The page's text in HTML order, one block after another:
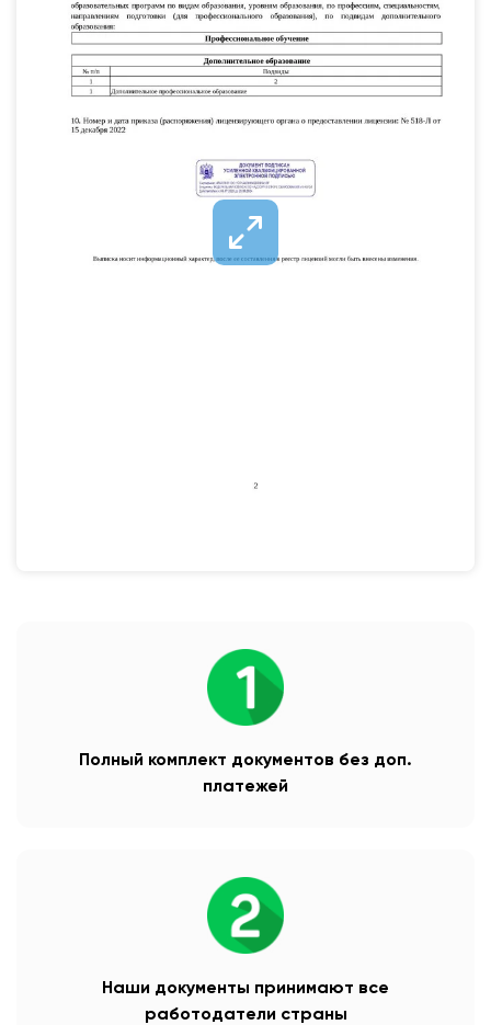
Полный комплект документов без доп.
платежей
Наши документы принимают все
работодатели страны